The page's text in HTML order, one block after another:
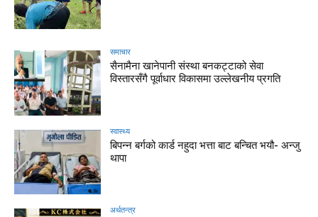
समाचार
सैनामैना खानेपानी संस्था बनकट्टाको सेवा
विस्तारसँगै पूर्वाधार विकासमा उल्लेखनीय प्रगति
स्वास्थ्य
बिपन्न बर्गको कार्ड नहुदा भत्ता बाट बन्चित भयौ- अन्जु
थापा
अर्थतन्त्र